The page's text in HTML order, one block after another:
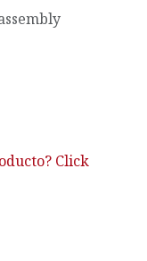
Click